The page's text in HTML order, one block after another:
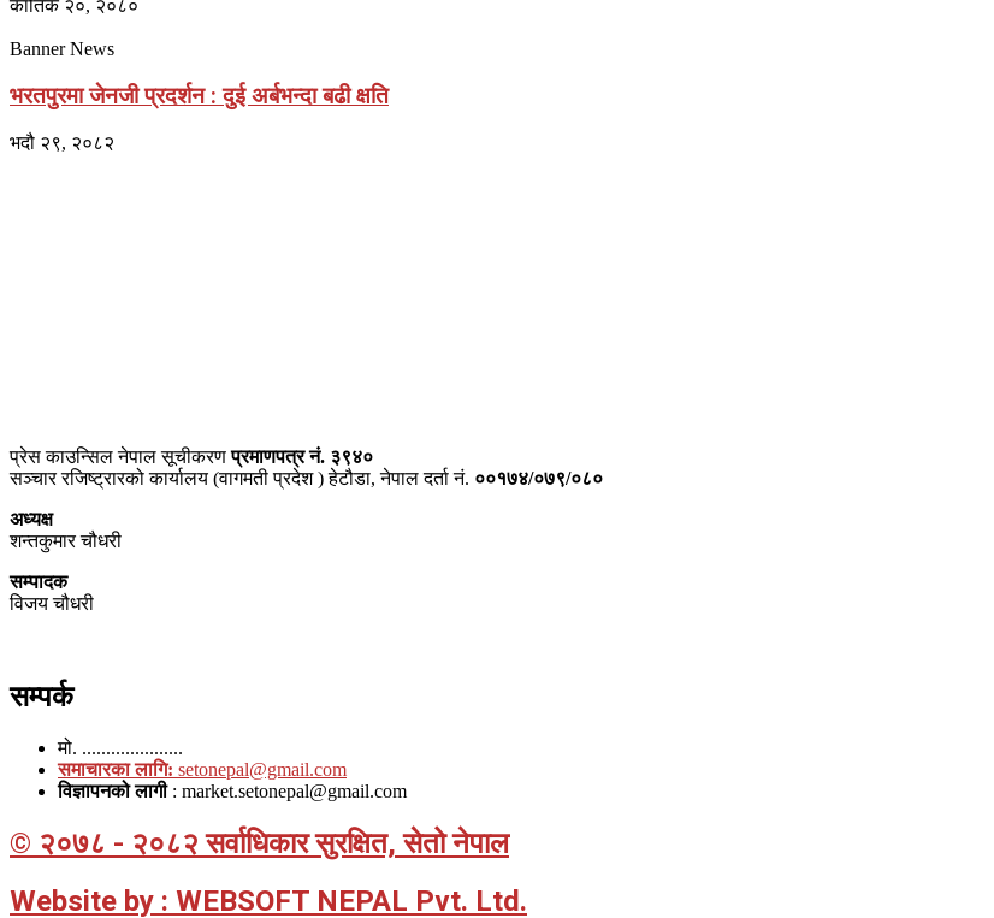
कार्तिक २०, २०८०
Banner News
भरतपुरमा जेनजी प्रदर्शन : दुई अर्बभन्दा बढी क्षति
भदौ २९, २०८२
प्रेस काउन्सिल नेपाल सूचीकरणप्रमाणपत्र नं. ३९४०
सञ्चार रजिष्ट्रारको कार्यालय (वागमती प्रदेश ) हेटौडा, नेपाल दर्ता नं. ००१७४/०७९/०८०
अध्यक्ष
शन्तकुमार चौधरी
सम्पादक
विजय चौधरी
सम्पर्क
मो. .....................
समाचारका लागि: setonepal@gmail.com
विज्ञापनको लागी : market.setonepal@gmail.com
© २०७८ - २०८२ सर्वाधिकार सुरक्षित, सेतो नेपाल
Website by : WEBSOFT NEPAL Pvt. Ltd.